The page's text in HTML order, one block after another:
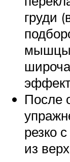
груди
мышцы
После
резко
из